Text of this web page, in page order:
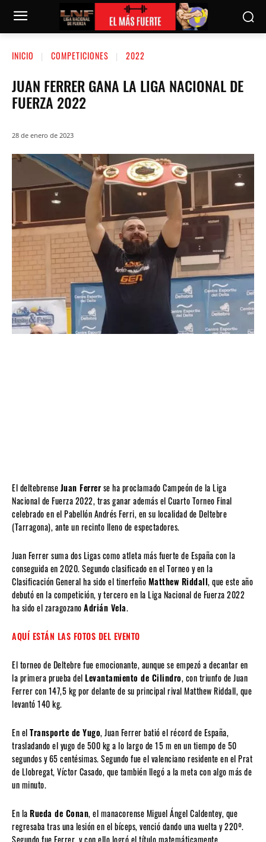
INICIO COMPETICIONES 2022
JUAN FERRER GANA LA LIGA NACIONAL DE
FUERZA 2022
28 de enero de 2023
El deltebrenseJuan Ferrerse ha proclamado Campeón de la Liga
Nacional de Fuerza 2022, tras ganar además el Cuarto Torneo Final
celebrado en el Pabellón Andrés Ferri, en su localidad de Deltebre
(Tarragona), ante un recinto lleno de espectadores.
Juan Ferrer suma dos Ligas como atleta más fuerte de España con la
conseguida en 2020. Segundo clasificado en el Torneo y en la
Clasificación General ha sido el tinerfeñoMatthew Riddall, que este año
debutó en la competición, y tercero en la Liga Nacional de Fuerza 2022
ha sido el zaragozanoAdrián Vela.
AQUÍ ESTÁN LAS FOTOS DEL EVENTO
El torneo de Deltebre fue emocionante, aunque se empezó a decantar en
la primera prueba delLevantamiento de Cilindro, con triunfo de Juan
Ferrer con 147,5 kg por delante de su principal rival Matthew Riddall, que
levantó 140 kg.
En elTransporte de Yugo, Juan Ferrer batió el récord de España,
trasladando el yugo de 500 kg a lo largo de 15 m en un tiempo de 50
segundos y 65 centésimas. Segundo fue el valenciano residente en el Prat
de Llobregat, Víctor Casado, que también llegó a la meta con algo más de
un minuto.
En laRueda de Conan, el manacorense Miguel Ángel Caldentey, que
regresaba tras una lesión en el bíceps, venció dando una vuelta y 220º.
Segundo fue Ferrer, y con ello logró el título matemáticamente.